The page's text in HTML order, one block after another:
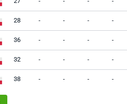
28 - - - -
36 - - - -
32 - - - -
38 - - - -